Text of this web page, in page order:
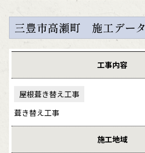
三豊市高瀬町 施工データ
工事内容
屋根葺き替え工事
葺き替え工事
施工地域